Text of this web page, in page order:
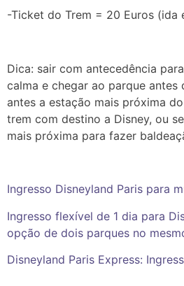
-Ticket do Trem = 20 Euros (ida
Dica: sair com antecedência
calma e chegar ao parque antes
antes a estação mais próxima
trem com destino a Disney, ou
mais próxima para fazer
Ingresso Disneyland Paris para
Ingresso flexível de 1 dia para
opção de dois parques no
Disneyland Paris Express: